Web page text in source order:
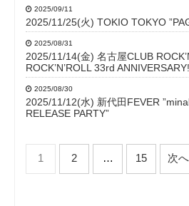
2025/09/11
2025/11/25(火) TOKIO TOKYO
2025/08/31
2025/11/14(金) 名古屋CLUB
ROCK’N’ROLL 33rd
2025/08/30
2025/11/12(水) 新代田FEVER
RELEASE PARTY”
1 2 … 15 次